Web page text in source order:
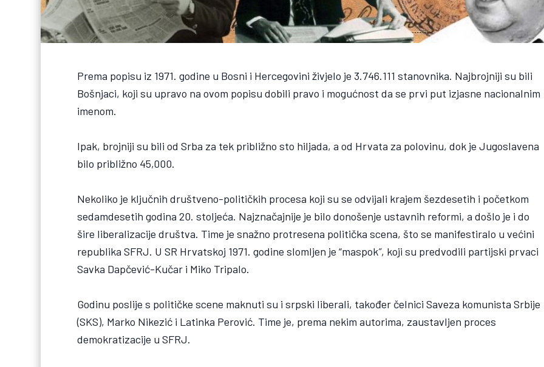
Prema popisu iz 1971. godine u Bosni i Hercegovini živjelo je 3.746.111 stanovnika. Najbrojniji su bili
Bošnjaci, koji su upravo na ovom popisu dobili pravo i mogućnost da se prvi put izjasne nacionalnim
imenom.
Ipak, brojniji su bili od Srba za tek približno sto hiljada, a od Hrvata za polovinu, dok je Jugoslavena
bilo približno 45,000.
Nekoliko je ključnih društveno-političkih procesa koji su se odvijali krajem šezdesetih i početkom
sedamdesetih godina 20. stoljeća. Najznačajnije je bilo donošenje ustavnih reformi, a došlo je i do
šire liberalizacije društva. Time je snažno protresena politička scena, što se manifestiralo u većini
republika SFRJ. U SR Hrvatskoj 1971. godine slomljen je “maspok”, koji su predvodili partijski prvaci
Savka Dapčević-Kučar i Miko Tripalo.
Godinu poslije s političke scene maknuti su i srpski liberali, također čelnici Saveza komunista Srbije
(SKS), Marko Nikezić i Latinka Perović. Time je, prema nekim autorima, zaustavljen proces
demokratizacije u SFRJ.